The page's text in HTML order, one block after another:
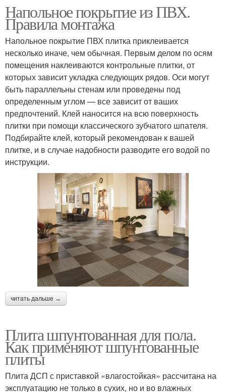
Напольное покрытие из ПВХ.
Правила монтажа
Напольное покрытие ПВХ плитка приклеивается
несколько иначе, чем обычная. Первым делом по осям
помещения наклеиваются контрольные плитки, от
которых зависит укладка следующих рядов. Оси могут
быть параллельны стенам или проведены под
определенным углом — все зависит от ваших
предпочтений. Клей наносится на всю поверхность
плитки при помощи классического зубчатого шпателя.
Подбирайте клей, который рекомендован к вашей
плитке, и в случае надобности разводите его водой по
инструкции.
читать дальше →
Плита шпунтованная для пола.
Как применяют шпунтованные
плиты
Плита ДСП с приставкой «влагостойкая» рассчитана на
эксплуатацию не только в сухих, но и во влажных